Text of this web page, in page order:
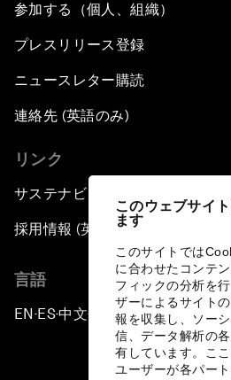
このウェブサイ
ます
このサイトでは
に合わせたコンテ
フィックの分析を
ザーによるサイト
報を収集し、ソー
信、データ解析の
有しています。こ
ユーザーが各パー
参加する（個人、組織）
プレスリリース登録
ニュースレター購読
連絡先 (英語のみ)
リンク
サステナビリティへの取り組み
採用情報 (英語のみ)
言語
EN ▪ ES▪中文▪ 日本語